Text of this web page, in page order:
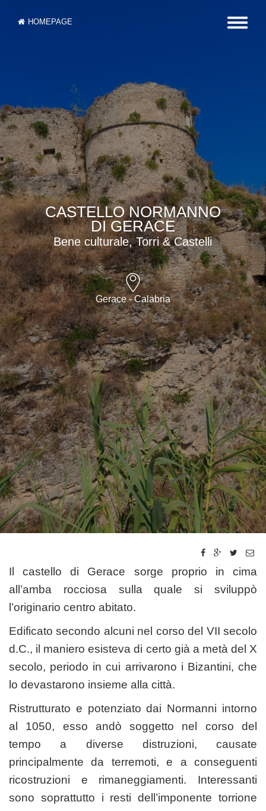
HOMEPAGE
CASTELLO NORMANNO
DI GERACE
Bene culturale, Torri & Castelli
Gerace - Calabria
Il castello di Gerace sorge proprio in cima
all’amba rocciosa sulla quale si sviluppò
l’originario centro abitato.
Edificato secondo alcuni nel corso del VII secolo
d.C., il maniero esisteva di certo già a metà del X
secolo, periodo in cui arrivarono i Bizantini, che
lo devastarono insieme alla città.
Ristrutturato e potenziato dai Normanni intorno
al 1050, esso andò soggetto nel corso del
tempo a diverse distruzioni, causate
principalmente da terremoti, e a conseguenti
ricostruzioni e rimaneggiamenti. Interessanti
sono soprattutto i resti dell’imponente torrione